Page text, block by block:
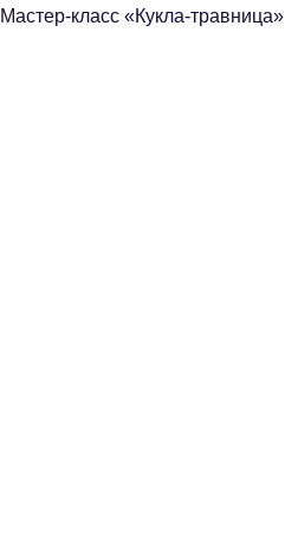
Мастер-класс «Кукла-травница»